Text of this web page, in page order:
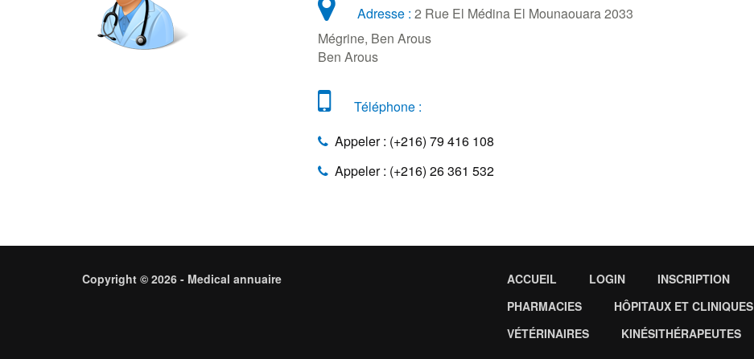
Adresse : 2 Rue El Médina El Mounaouara 2033
Mégrine, Ben Arous
Ben Arous
Téléphone :
Appeler : (+216) 79 416 108
Appeler : (+216) 26 361 532
Copyright © 2026 - Medical annuaire ACCUEIL LOGIN INSCRIPTION
PHARMACIES
HÔPITAUX ET CLINIQUES
VÉTÉRINAIRES
KINÉSITHÉRAPEUTES